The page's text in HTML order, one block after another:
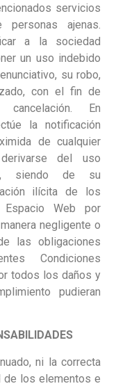
servicios
ajenas.
a la sociedad
un uso indebido
su robo,
con el fin de
En
la notificación
de cualquier
del uso
siendo de su
ilícita de los
Web por
negligente o
las obligaciones
Condiciones
todos los daños y
pudieran
ni la correcta
de los elementos e